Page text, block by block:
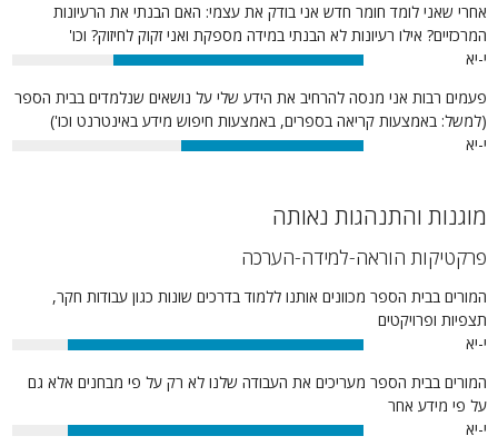
אחרי שאני לומד חומר חדש אני בודק את עצמי: האם הבנתי את הרעיונות
המרכזיים? אילו רעיונות לא הבנתי במידה מספקת ואני זקוק לחיזוק? וכו'
י-יא
71%
פעמים רבות אני מנסה להרחיב את הידע שלי על נושאים שנלמדים בבית הספר
(למשל: באמצעות קריאה בספרים, באמצעות חיפוש מידע באינטרנט וכו')
י-יא
52%
מוגנות והתנהגות נאותה
פרקטיקות הוראה-למידה-הערכה
המורים בבית הספר מכוונים אותנו ללמוד בדרכים שונות כגון עבודות חקר,
תצפיות ופרויקטים
י-יא
84%
המורים בבית הספר מעריכים את העבודה שלנו לא רק על פי מבחנים אלא גם
על פי מידע אחר
י-יא
84%